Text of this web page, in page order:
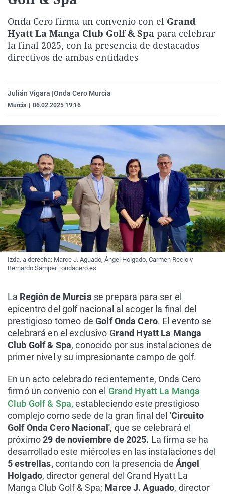
Gente viajera
Como el perro y el
Retornados
Equipo de
Galicia
La Rioja
Televisión
Elecciones
Onda Cero firma un convenio con el Grand
Hyatt La Manga Club Golf & Spa para celebrar
la final 2025, con la presencia de destacados
directivos de ambas entidades
Julián Vigara |Onda Cero Murcia
Murcia 06.02.2025 19:16
Izda. a derecha: Marce J. Aguado, Ángel Holgado, Carmen Recio y
Bernardo Samper | ondacero.es
La Región de Murcia se prepara para ser el
epicentro del golf nacional al acoger la final del
prestigioso torneo deGolf Onda Cero. El evento se
celebrará en el exclusivo Grand Hyatt La Manga
Club Golf & Spa, conocido por sus instalaciones de
primer nivel y su impresionante campo de golf.
En un acto celebrado recientemente, Onda Cero
firmó un convenio con el Grand Hyatt La Manga
Club Golf & Spa, estableciendo este prestigioso
complejo como sede de la gran final del 'Circuito
Golf Onda Cero Nacional', que se celebrará el
próximo29 de noviembre de 2025. La firma se ha
desarrollado este miércoles en las instalaciones del
5 estrellas,contando con la presencia de Ángel
Holgado, director general del Grand Hyatt La
Manga Club Golf & Spa; Marce J. Aguado, director